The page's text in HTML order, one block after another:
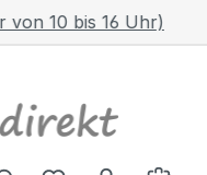
mit DHL ab 100 €